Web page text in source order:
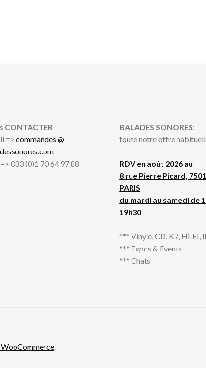
CONTACTER
=> commandes @
033 (0)1 70 64 97 88
BALADES SONORES:
toute notre offre
RDV en août 2026 au
8 rue Pierre Picard,
PARIS
du mardi au samedi de
19h30
*** Vinyle, CD, K7, Hi-FI,
*** Expos & Events
*** Chats
.